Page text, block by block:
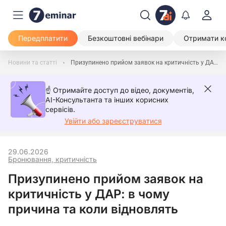
Передплатити Безкоштовні вебінари Отримати
Новини та статті Призупинено прийом заявок на критичність у ДАР: в чому причина та коли відновлять
☝️ Отримайте доступ до відео, документів,
AI-Консультанта та інших корисних
сервісів.
Увійти або зареєструватися
Бронювання, критичність
29.06.2026
Призупинено прийом заявок на
критичність у ДАР: в чому
причина та коли відновлять